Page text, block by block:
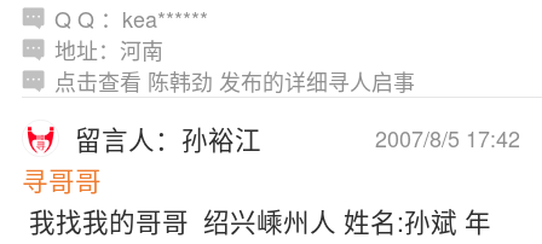
Q Q ：kea******
地址：河南
点击查看 陈韩劲 发布的详细寻人启事
2007/8/5 17:42
留言人：孙裕江
寻哥哥
我找我的哥哥 绍兴嵊州人 姓名:孙斌 年